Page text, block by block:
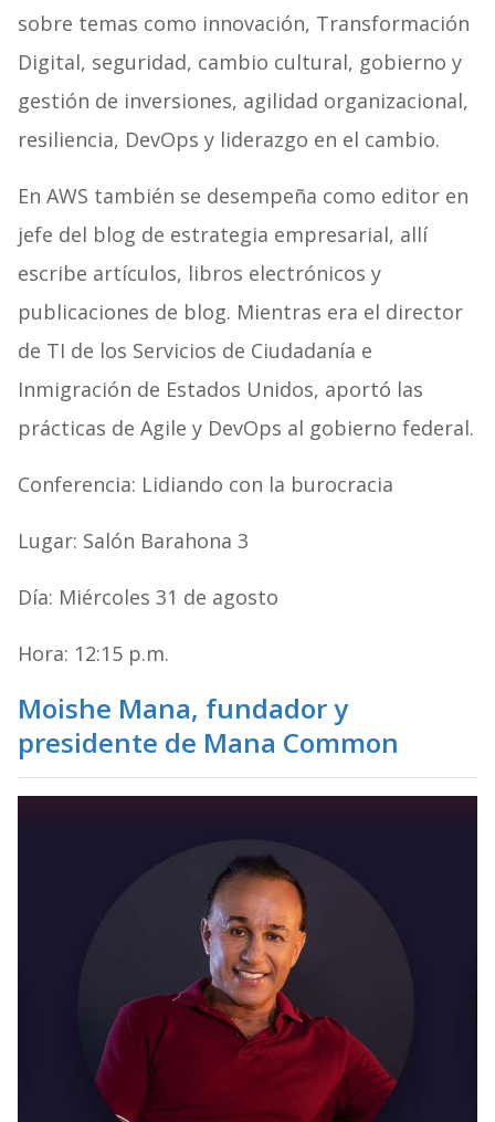
sobre temas como innovación, Transformación
Digital, seguridad, cambio cultural, gobierno y
gestión de inversiones, agilidad organizacional,
resiliencia, DevOps y liderazgo en el cambio.
En AWS también se desempeña como editor en
jefe del blog de estrategia empresarial, allí
escribe artículos, libros electrónicos y
publicaciones de blog. Mientras era el director
de TI de los Servicios de Ciudadanía e
Inmigración de Estados Unidos, aportó las
prácticas de Agile y DevOps al gobierno federal.
Conferencia: Lidiando con la burocracia
Lugar: Salón Barahona 3
Día: Miércoles 31 de agosto
Hora: 12:15 p.m.
Moishe Mana, fundador y
presidente de Mana Common